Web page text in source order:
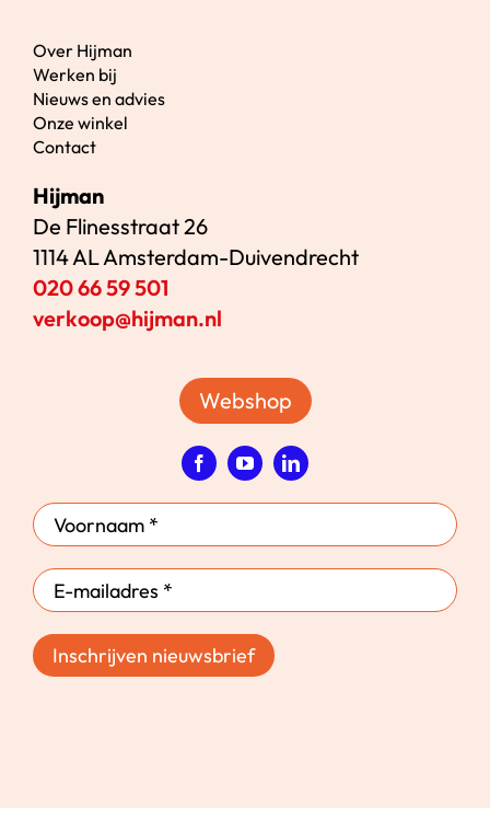
Over Hijman
Werken bij
Nieuws en advies
Onze winkel
Contact
Hijman
De Flinesstraat 26
1114 AL Amsterdam-Duivendrecht
020 66 59 501
verkoop@hijman.nl
Webshop
Inschrijven nieuwsbrief